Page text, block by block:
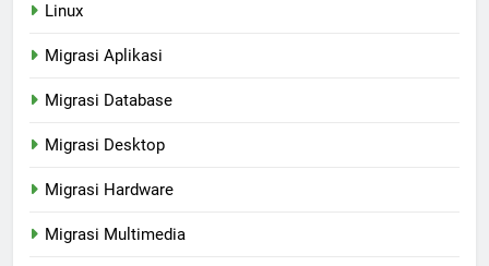
Linux
Migrasi Aplikasi
Migrasi Database
Migrasi Desktop
Migrasi Hardware
Migrasi Multimedia